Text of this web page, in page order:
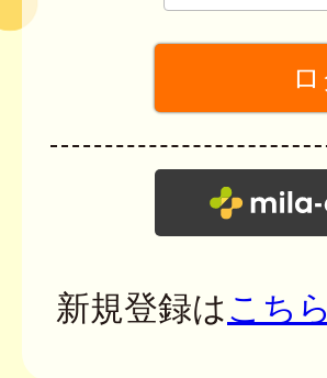
新規登録はこちら